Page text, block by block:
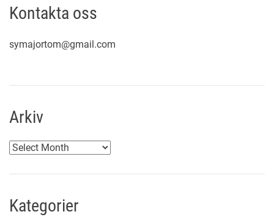
Kontakta oss
symajortom@gmail.com
Arkiv
A
k
v
Kategorier